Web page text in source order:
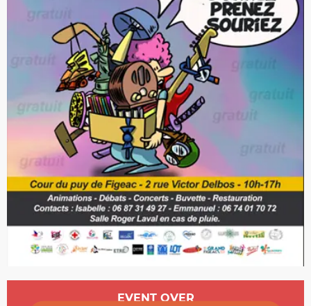
Opening hours & contact details
EVENT OVER